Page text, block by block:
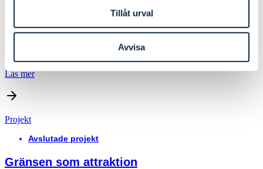
Tillåt urval
Avvisa
Förstudie om kollektivtrafik
Läs mer
Projekt
Avslutade projekt
Gränsen som attraktion